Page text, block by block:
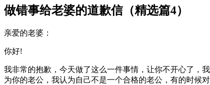
做错事给老婆的道歉信（精选篇4）
亲爱的老婆：
你好!
我非常的抱歉，今天做了这么一件事情，让你不开心了，
为你的老公，我认为自己不是一个合格的老公，有的时候